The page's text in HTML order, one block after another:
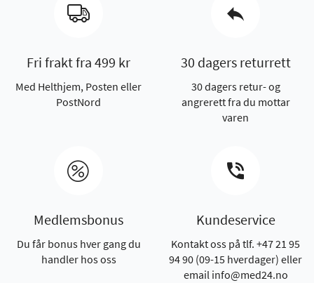
Fri frakt fra 499 kr
Med Helthjem, Posten eller
PostNord
30 dagers returrett
30 dagers retur- og
angrerett fra du mottar
varen
Medlemsbonus
Du får bonus hver gang du
handler hos oss
Kundeservice
Kontakt oss på tlf. +47 21 95
94 90 (09-15 hverdager) eller
email info@med24.no